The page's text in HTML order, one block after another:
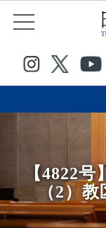
【4822
（2）